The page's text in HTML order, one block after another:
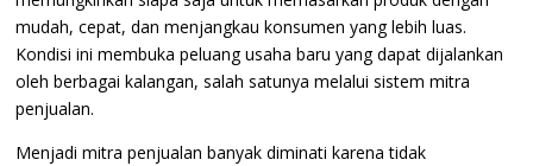
mudah, cepat, dan menjangkau konsumen yang lebih luas.
Kondisi ini membuka peluang usaha baru yang dapat dijalankan
oleh berbagai kalangan, salah satunya melalui sistem mitra
penjualan.
Menjadi mitra penjualan banyak diminati karena tidak